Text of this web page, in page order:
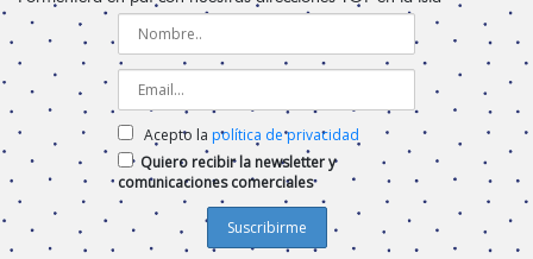
Acepto la política de privacidad
Quiero recibir la newsletter y
comunicaciones comerciales